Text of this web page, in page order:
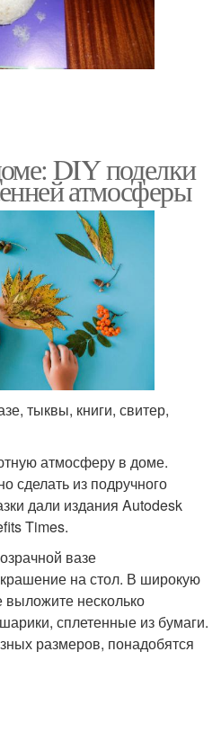
DIY поделки
атмосферы
тыквы, книги, свитер,
атмосферу в доме.
сделать из подручного
дали издания Autodesk
Times.
вазе
на стол. В широкую
выложите несколько
сплетенные из бумаги.
размеров, понадобятся